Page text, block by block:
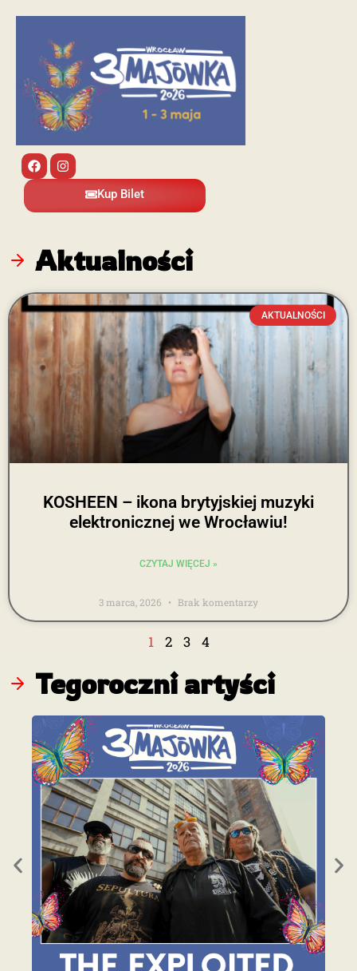
Kup Bilet
Aktualności
AKTUALNOŚCI
KOSHEEN – ikona brytyjskiej muzyki
elektronicznej we Wrocławiu!
CZYTAJ WIĘCEJ »
3 marca, 2026 Brak komentarzy
1 2 3 4
Tegoroczni artyści